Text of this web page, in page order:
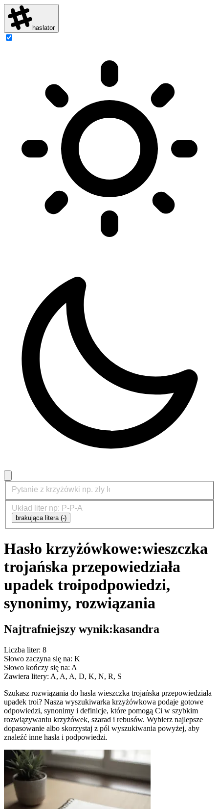
haslator
brakująca litera (-)
Hasło krzyżówkowe:wieszczka
trojańska przepowiedziała
upadek troipodpowiedzi,
synonimy, rozwiązania
Najtrafniejszy wynik:kasandra
Liczba liter: 8
Słowo zaczyna się na: K
Słowo kończy się na: A
Zawiera litery: A, A, A, D, K, N, R, S
Szukasz rozwiązania do hasła wieszczka trojańska przepowiedziała
upadek troi? Nasza wyszukiwarka krzyżówkowa podaje gotowe
odpowiedzi, synonimy i definicje, które pomogą Ci w szybkim
rozwiązywaniu krzyżówek, szarad i rebusów. Wybierz najlepsze
dopasowanie albo skorzystaj z pól wyszukiwania powyżej, aby
znaleźć inne hasła i podpowiedzi.